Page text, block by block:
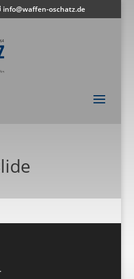
info@waffen-oschatz.de